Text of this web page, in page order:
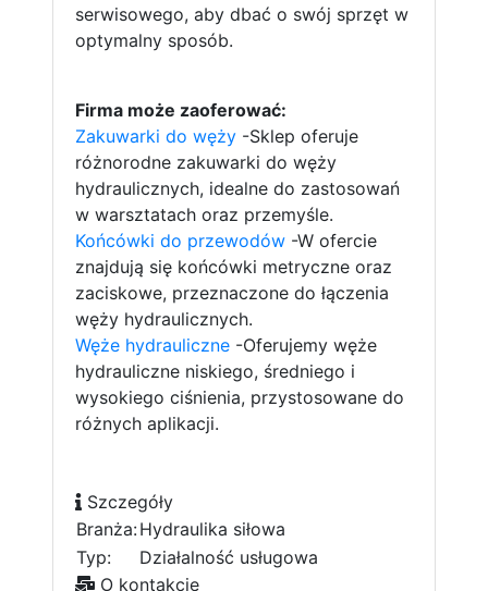
serwisowego, aby dbać o swój sprzęt w
optymalny sposób.
Firma może zaoferować:
Zakuwarki do węży -Sklep oferuje
różnorodne zakuwarki do węży
hydraulicznych, idealne do zastosowań
w warsztatach oraz przemyśle.
Końcówki do przewodów -W ofercie
znajdują się końcówki metryczne oraz
zaciskowe, przeznaczone do łączenia
węży hydraulicznych.
Węże hydrauliczne -Oferujemy węże
hydrauliczne niskiego, średniego i
wysokiego ciśnienia, przystosowane do
różnych aplikacji.
Szczegóły
Branża:Hydraulika siłowa
Typ:
Działalność usługowa
O kontakcie